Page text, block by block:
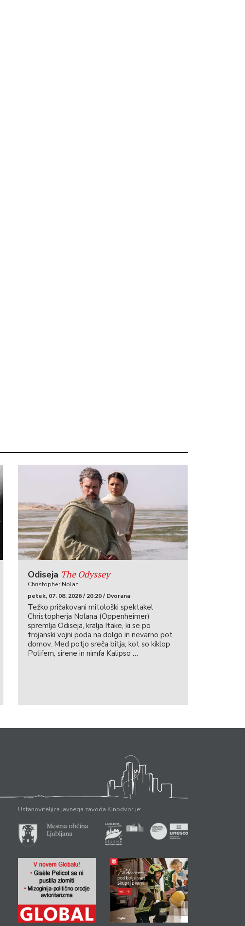
Odiseja The Odyssey
Christopher Nolan
petek, 07. 08. 2026 / 20:20 / Dvorana
Težko pričakovani mitološki spektakel
Christopherja Nolana (Oppenheimer)
spremlja Odiseja, kralja Itake, ki se po
trojanski vojni poda na dolgo in nevarno pot
domov. Med potjo sreča bitja, kot so kiklop
Polifem, sirene in nimfa Kalipso …
Ustanoviteljica javnega zavoda Kinodvor je: